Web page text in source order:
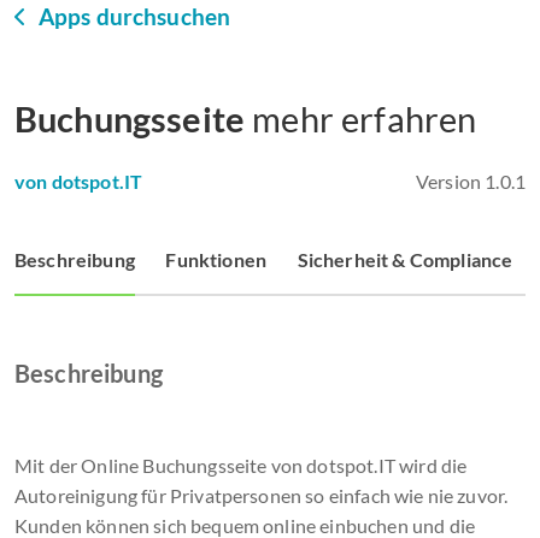
Apps durchsuchen
Buchungsseite mehr erfahren
von dotspot.IT Version 1.0.1
Beschreibung Funktionen Sicherheit & Compliance
Beschreibung
Mit der Online Buchungsseite von dotspot.IT wird die
Autoreinigung für Privatpersonen so einfach wie nie zuvor.
Kunden können sich bequem online einbuchen und die